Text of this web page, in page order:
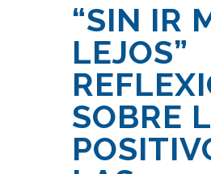
“SIN IR
LEJOS”
SOBRE